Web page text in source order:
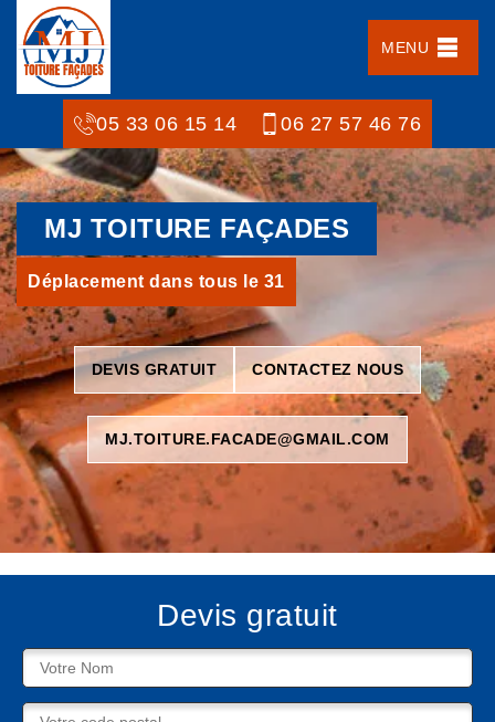
MENU
05 33 06 15 14 06 27 57 46 76
MJ TOITURE FAÇADES
Déplacement dans tous le 31
DEVIS GRATUIT CONTACTEZ NOUS
MJ.TOITURE.FACADE@GMAIL.COM
Devis gratuit